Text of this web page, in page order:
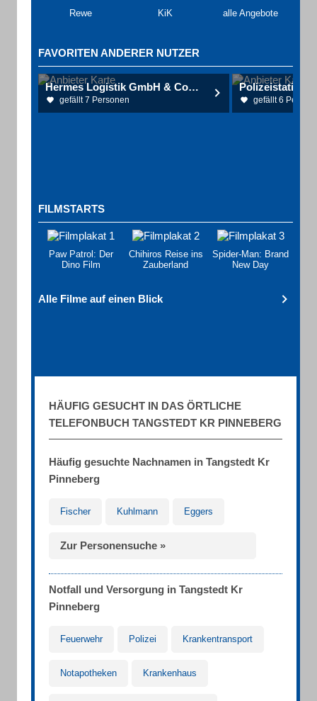
Rewe KiK alle Angebote
FAVORITEN ANDERER NUTZER
Hermes Logistik GmbH & Co. KG
gefällt 7 Personen
Polizeistation
gefällt 6
FILMSTARTS
Paw Patrol: Der
Dino Film
Chihiros Reise ins
Zauberland
Spider-Man: Brand
New Day
Alle Filme auf einen Blick
HÄUFIG GESUCHT IN DAS ÖRTLICHE
TELEFONBUCH TANGSTEDT KR PINNEBERG
Häufig gesuchte Nachnamen in Tangstedt Kr
Pinneberg
Fischer Kuhlmann Eggers
Zur Personensuche »
Notfall und Versorgung in Tangstedt Kr
Pinneberg
Feuerwehr Polizei Krankentransport
Notapotheken Krankenhaus